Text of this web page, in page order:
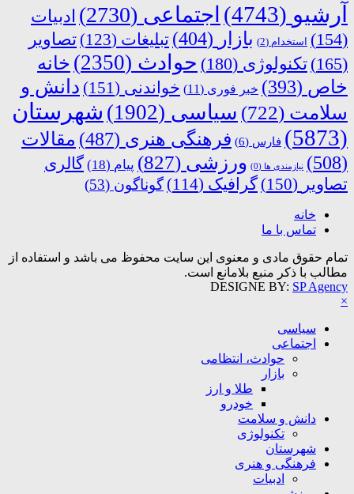
آرشیو (4743) اجتماعی (2730)
ادبیات
(154)
استخدام (2) بازار (404) تبلیغات (123)
تصاویر
(165)
تکنولوژی (180) حوادث (2350)
خانه
خاص (393) خبر فوری (11) خواندنی (151)
دانش و
سلامت (722) سیاسی (1902)
شهرستان
(5873)
فارس (6) فرهنگی هنری (487)
مقالات
(508)
نیازمندی ها (0) ورزشی (827) پیام (18)
گالری
تصاویر (150) گرافیک (114) گوناگون (53)
خانه
تماس با ما
تمام حقوق مادی و معنوی این سایت محفوظ می باشد و استفاده از
مطالب با ذکر منبع بلامانع است.
DESIGNE BY: SP Agency
×
سیاسی
اجتماعی
حوادث، انتظامی
بازار
طلا و ارز
خودرو
دانش و سلامت
تکنولوژی
شهرستان
فرهنگی و هنری
ادبیات